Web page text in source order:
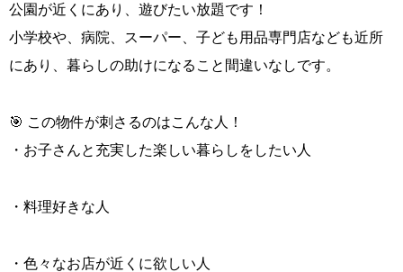
公園が近くにあり、遊びたい放題です！
小学校や、病院、スーパー、子ども用品専門店なども近所
にあり、暮らしの助けになること間違いなしです。
🎯 この物件が刺さるのはこんな人！
・お子さんと充実した楽しい暮らしをしたい人
・料理好きな人
・色々なお店が近くに欲しい人